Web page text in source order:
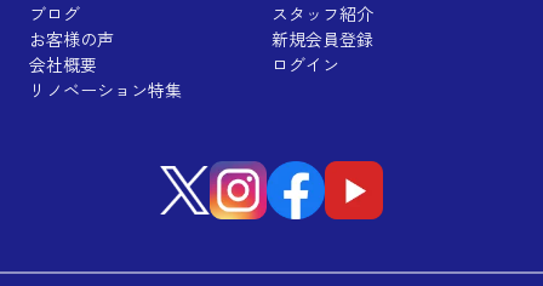
ブログ
スタッフ紹介
お客様の声
新規会員登録
会社概要
ログイン
リノベーション特集